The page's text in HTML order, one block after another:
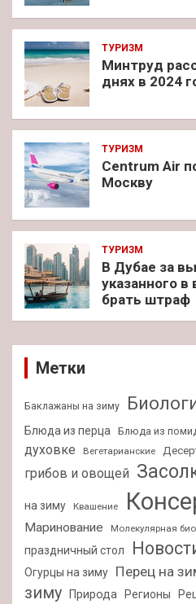
ТУРИЗМ
Минтруд
днях в 2024
ТУРИЗМ
Centrum Air
Москву
ТУРИЗМ
В Дубае за
указанного в
брать штраф
Метки
Баклажаны на зиму
Блюда из перца Блюда из
духовке
Вегетарианские
грибов и овощей
на зиму Квашение
Маринование Молекулярная
праздничный стол
Огурцы на зиму Перец на
зиму
Природа Регионы